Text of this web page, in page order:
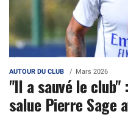
AUTOUR DU CLUB Mars 2026
"Il a sauvé le club"
salue Pierre Sage